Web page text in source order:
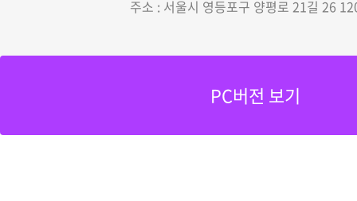
주소 : 서울시 영등포구 양평로 21길 26
PC버전 보기